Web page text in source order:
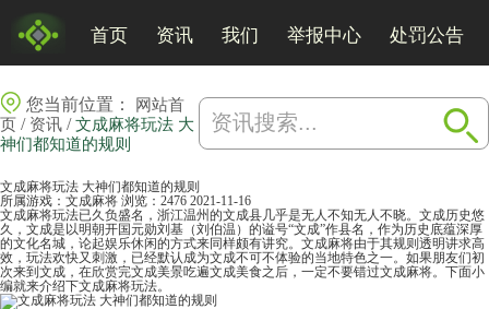
首页 资讯 我们 举报中心 处罚公告
您当前位置：
网站首
页 / 资讯 /文成麻将玩法 大
神们都知道的规则
文成麻将玩法 大神们都知道的规则
所属游戏： 文成麻将 浏览：2476 2021-11-16
文成麻将玩法已久负盛名，浙江温州的文成县几乎是无人不知无人不晓。文成历史悠
久，文成是以明朝开国元勋刘基（刘伯温）的谥号“文成”作县名，作为历史底蕴深厚
的文化名城，论起娱乐休闲的方式来同样颇有讲究。文成麻将由于其规则透明讲求高
效，玩法欢快又刺激，已经默认成为文成不可不体验的当地特色之一。如果朋友们初
次来到文成，在欣赏完文成美景吃遍文成美食之后，一定不要错过文成麻将。下面小
编就来介绍下文成麻将玩法。